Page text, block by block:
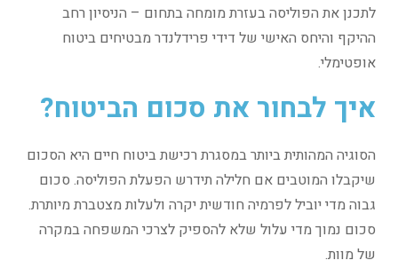
לתכנן את הפוליסה בעזרת מומחה בתחום – הניסיון רחב
ההיקף והיחס האישי של דידי פרידלנדר מבטיחים ביטוח
אופטימלי.
איך לבחור את סכום הביטוח?
הסוגיה המהותית ביותר במסגרת רכישת ביטוח חיים היא הסכום
שיקבלו המוטבים אם חלילה תידרש הפעלת הפוליסה. סכום
גבוה מדי יוביל לפרמיה חודשית יקרה ולעלות מצטברת מיותרת.
סכום נמוך מדי עלול שלא להספיק לצרכי המשפחה במקרה
של מוות.